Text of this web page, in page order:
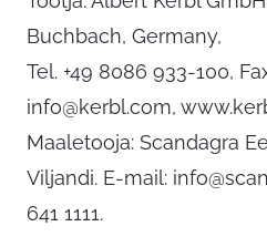
Buchbach, Germany,
Tel. +49 8086 933-100,
info@kerbl.com,
Maaletooja: Scandagra
Viljandi. E-mail:
641 1111.